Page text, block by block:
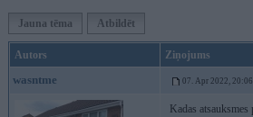
Jauna tēma Atbildēt
Autors Ziņojums
wasntme 07. Apr 2022, 20:06
Kadas